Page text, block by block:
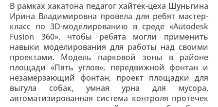
В рамках хакатона педагог хайтек-цеха Шуньгина
Ирина Владимировна провела для ребят мастер-
класс по 3D-моделированию в среде «Autodesk
Fusion 360», чтобы ребята могли применить
навыки моделирования для работы над своими
проектами. Модель парковой зоны в районе
площади «Пять углов», передвижной фонтан и
незамерзающий фонтан, проект площадки для
выгула собак, умная урна для мусора,
автоматизированная система контроля протечек